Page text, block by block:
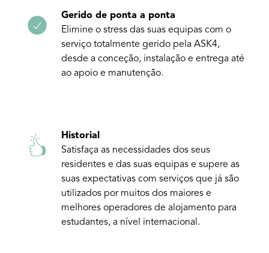
Gerido de ponta a ponta
Elimine o stress das suas equipas com o
serviço totalmente gerido pela ASK4,
desde a conceção, instalação e entrega até
ao apoio e manutenção.
Historial
Satisfaça as necessidades dos seus
residentes e das suas equipas e supere as
suas expectativas com serviços que já são
utilizados por muitos dos maiores e
melhores operadores de alojamento para
estudantes, a nível internacional.